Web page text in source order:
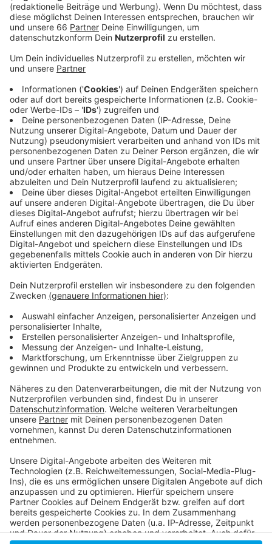
Heiraten an einem solch markanten und leicht zu
merkenden Datum ist beliebt; an solchen Tagen
heiraten traditionell mehr Menschen. Normalerweise
finden in unserer Stadt im Schnitt etwa acht
Trauungen statt. Zeremonien gab es gestern im
Standesamt an der Inselstraße (8), im Rathaus (1), im
Rathaus Kaiserswerth (3), im Schloss Benrath (3) und
am Unterbacher See (1). Am Schalttag, am 29. Februar
in diesem Jahr, gab es zehn Hochzeiten. Deutlich mehr
Andrang im Standesamt gab es in Düsseldorf am
22.02.2022. Hier haben sogar 41 Paare geheiratet.
Anzeige
Weitere Infos und Links zum Thema:
Anzeige
Hier informiert die Stadt über das Heiraten in
Düsseldorf
10 Paare haben am Schalttag (29. Februar 2024)
geheiratet
geheiratet
Anzeige
Anzeige